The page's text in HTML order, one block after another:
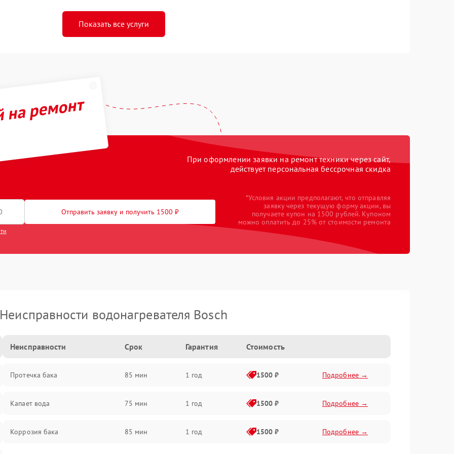
Показать все услуги
ремонт
При оформлении заявки на ремонт техники через сайт,
действует персональная бессрочная скидка
Отправить заявку и получить 1500 ₽
*Условия акции предполагают, что отправляя
заявку через текущую форму акции, вы
получаете купон на 1500 рублей. Купоном
можно оплатить до 25% от стоимости ремонта
Неисправности водонагревателя Bosch
Неисправности Срок Гарантия Стоимость
Протечка бака 85 мин 1 год 1500 ₽ Подробнее →
Капает вода 75 мин 1 год 1500 ₽ Подробнее →
Коррозия бака 85 мин 1 год 1500 ₽ Подробнее →